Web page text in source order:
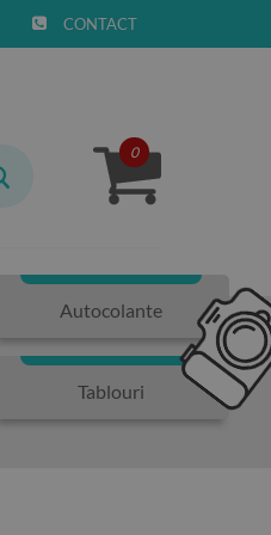
CONTACT
0
Autocolante
Tablouri